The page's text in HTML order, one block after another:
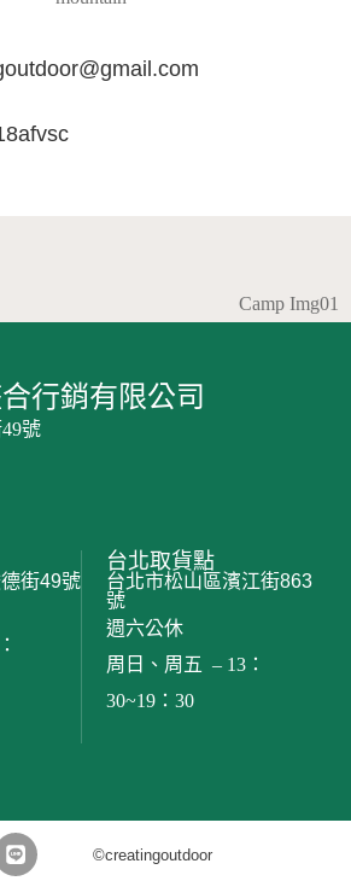
行銷有限公司
號
街49號
台北取貨點
台北市松山區濱江街863
號
週六公休
周日、周五 – 13：
30~19：30
©︎creatingoutdoor